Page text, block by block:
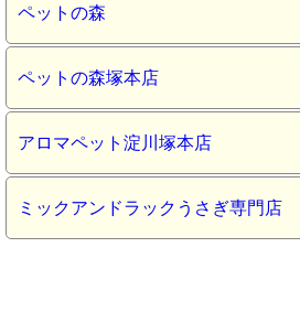
ペットの森
ペットの森塚本店
アロマペット淀川塚本店
ミックアンドラックうさぎ専門店